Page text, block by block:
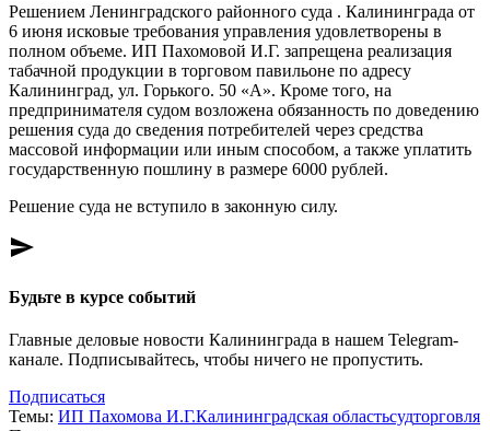
Решением Ленинградского районного суда . Калининграда от
6 июня исковые требования управления удовлетворены в
полном объеме. ИП Пахомовой И.Г. запрещена реализация
табачной продукции в торговом павильоне по адресу
Калининград, ул. Горького. 50 «А». Кроме того, на
предпринимателя судом возложена обязанность по доведению
решения суда до сведения потребителей через средства
массовой информации или иным способом, а также уплатить
государственную пошлину в размере 6000 рублей.
Решение суда не вступило в законную силу.
send
Будьте в курсе событий
Главные деловые новости Калининграда в нашем Telegram-
канале. Подписывайтесь, чтобы ничего не пропустить.
Подписаться
Темы: ИП Пахомова И.Г.Калининградская областьсудторговля